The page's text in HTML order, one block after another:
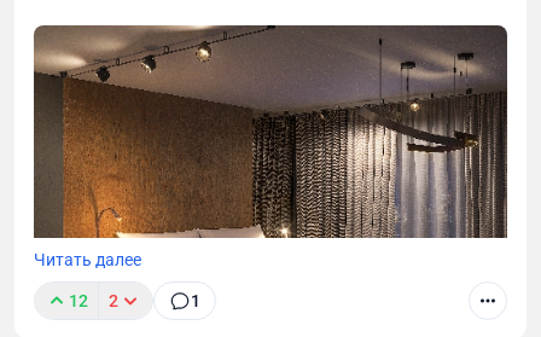
Читать далее
12 2 1